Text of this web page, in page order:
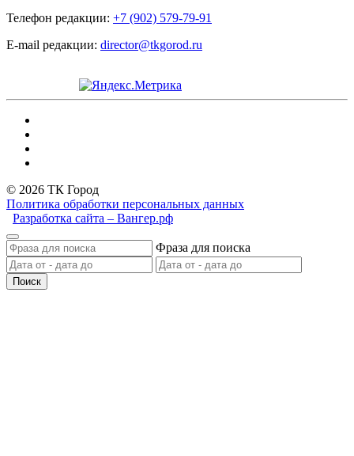
Телефон редакции: +7 (902) 579-79-91
E-mail редакции: director@tkgorod.ru
© 2026 ТК Город
Политика обработки персональных данных
Разработка сайта – Вангер.рф
Фраза для поиска
Поиск